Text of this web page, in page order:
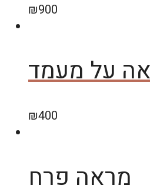
₪900
על מעמד
₪400
מראה פרח